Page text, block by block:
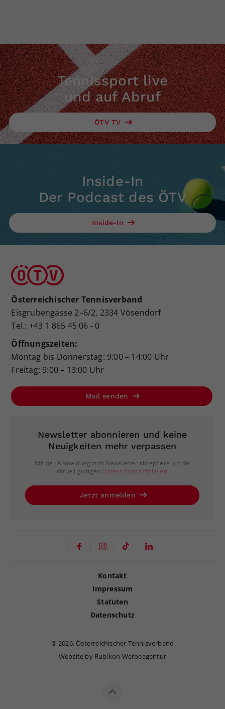
Tennissport live
und auf Abruf
ÖTV TV
Inside-In
Der Podcast des ÖTV
Inside-In
Österreichischer Tennisverband
Eisgrubengasse 2–6/2, 2334 Vösendorf
Tel.: +43 1 865 45 06 - 0
Öffnungszeiten:
Montag bis Donnerstag: 9:00 – 14:00 Uhr
Freitag: 9:00 – 13:00 Uhr
Mail senden
Newsletter abonnieren und keine
Neuigkeiten mehr verpassen
Mit der Anmeldung zum Newsletter akzeptiere ich die
aktuell gültigen Datenschutzrichtlinien.
Jetzt anmelden
Kontakt
Impressum
Statuten
Datenschutz
© 2026, Österreichischer Tennisverband
Website by Rubikon Werbeagentur